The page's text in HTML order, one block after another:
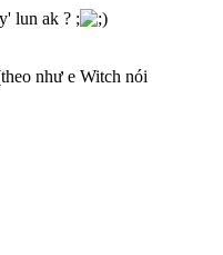
lun ak ? ;
như e Witch nói